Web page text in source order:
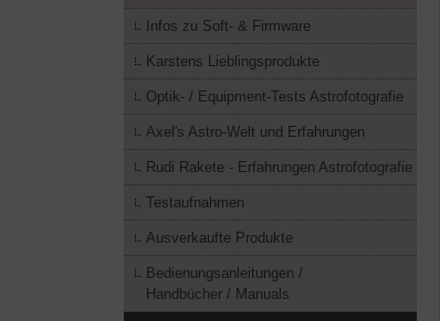
Infos zu Soft- & Firmware
Karstens Lieblingsprodukte
Optik- / Equipment-Tests Astrofotografie
Axel's Astro-Welt und Erfahrungen
Rudi Rakete - Erfahrungen Astrofotografie
Testaufnahmen
Ausverkaufte Produkte
Bedienungsanleitungen /
Handbücher / Manuals